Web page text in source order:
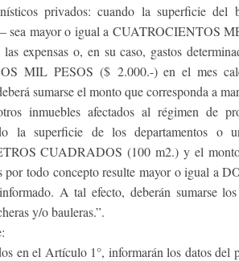
privados: cuando la superficie
sea mayor o igual a CUATROCIENTOS
expensas o, en su caso, gastos
MIL PESOS ($ 2.000.-) en el mes
sumarse el monto que corresponda a
inmuebles afectados al régimen de
la superficie de los departamentos o
CUADRADOS (100 m2.) y el
por todo concepto resulte mayor o igual a
A tal efecto, deberán sumarse
y/o bauleras.”.
en el Artículo 1°, informarán los datos del